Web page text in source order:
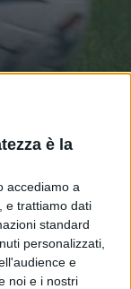
è la
accediamo a
e trattiamo dati
standard
personalizzati,
e
noi e i nostri
Chiellini,
al